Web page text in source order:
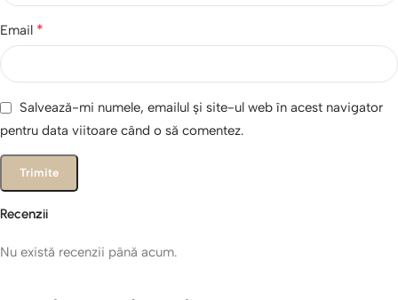
Recenzii
Nu există recenzii până acum.
Email *
Salvează-mi numele, emailul și site-ul web în acest navigator
pentru data viitoare când o să comentez.